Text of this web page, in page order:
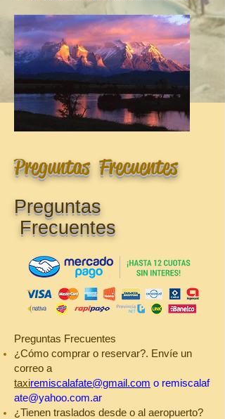
Preguntas Frecuentes
Preguntas
Frecuentes
Preguntas Frecuentes
¿Cómo comprar o reservar?. Envíe un
correo a
taxiremiscalafate@gmail.com o remiscalaf
ate@yahoo.com.ar
¿Tienen traslados desde o al aeropuerto?